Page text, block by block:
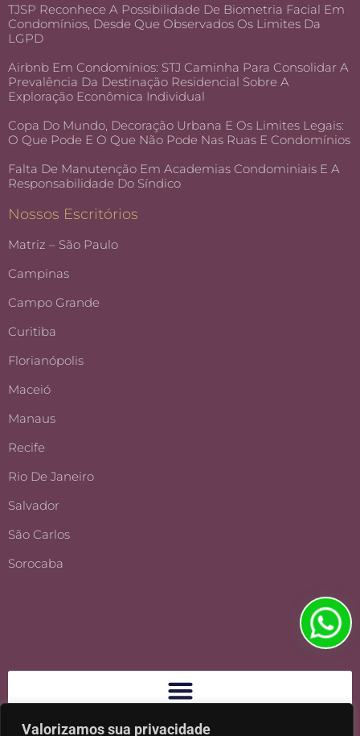
Valorizamos sua privacidade
TJSP Reconhece A Possibilidade De Biometria Facial Em
Condomínios, Desde Que Observados Os Limites Da
LGPD
Airbnb Em Condomínios: STJ Caminha Para Consolidar A
Prevalência Da Destinação Residencial Sobre A
Exploração Econômica Individual
Copa Do Mundo, Decoração Urbana E Os Limites Legais:
O Que Pode E O Que Não Pode Nas Ruas E Condomínios
Falta De Manutenção Em Academias Condominiais E A
Responsabilidade Do Síndico
Nossos Escritórios
Matriz – São Paulo
Campinas
Campo Grande
Curitiba
Florianópolis
Maceió
Manaus
Recife
Rio De Janeiro
Salvador
São Carlos
Sorocaba